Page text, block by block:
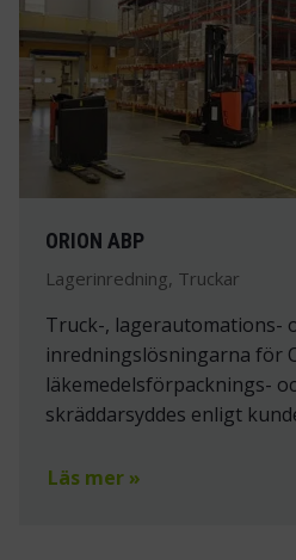
ORION ABP
Lagerinredning, Truckar
Truck-, lagerautomations-
inredningslösningarna för
läkemedelsförpacknings-
skräddarsyddes enligt
Läs mer »